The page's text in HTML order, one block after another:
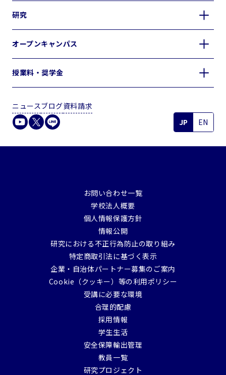
研究
オープンキャンパス
授業料・奨学金
ニュースブログ資料請求
JP
EN
お問い合わせ一覧
学校法人概要
個人情報保護方針
情報公開
研究における不正行為防止の取り組み
特定商取引法に基づく表示
企業・自治体パートナー募集のご案内
Cookie（クッキー）等の利用ポリシー
受講に必要な環境
合理的配慮
採用情報
学生生活
安全保障輸出管理
教員一覧
研究プロジェクト